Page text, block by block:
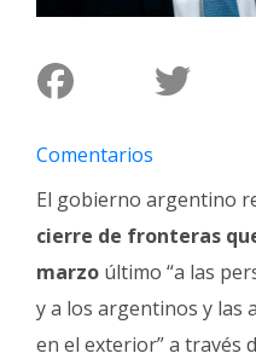
Fotos
de
Fúnebres
Comentarios
El gobierno argentino
cierre de fronteras
marzo último “a las
y a los argentinos y las
en el exterior” a través